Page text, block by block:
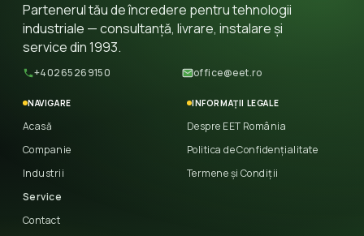
Partenerul tău de încredere pentru tehnologii
industriale — consultanță, livrare, instalare și
service din 1993.
+40265269150 office@eet.ro
NAVIGARE
Acasă
Companie
Industrii
Service
Contact
INFORMAȚII LEGALE
Despre EET România
Politica de Confidențialitate
Termene și Condiții